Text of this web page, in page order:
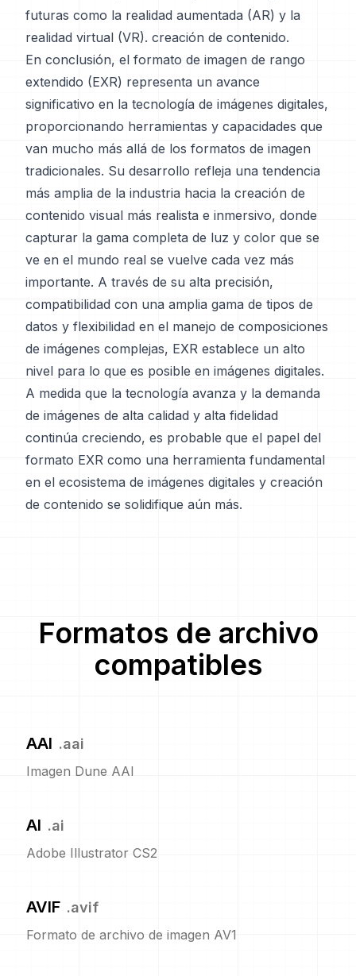
futuras como la realidad aumentada (AR) y la
realidad virtual (VR). creación de contenido.
En conclusión, el formato de imagen de rango
extendido (EXR) representa un avance
significativo en la tecnología de imágenes digitales,
proporcionando herramientas y capacidades que
van mucho más allá de los formatos de imagen
tradicionales. Su desarrollo refleja una tendencia
más amplia de la industria hacia la creación de
contenido visual más realista e inmersivo, donde
capturar la gama completa de luz y color que se
ve en el mundo real se vuelve cada vez más
importante. A través de su alta precisión,
compatibilidad con una amplia gama de tipos de
datos y flexibilidad en el manejo de composiciones
de imágenes complejas, EXR establece un alto
nivel para lo que es posible en imágenes digitales.
A medida que la tecnología avanza y la demanda
de imágenes de alta calidad y alta fidelidad
continúa creciendo, es probable que el papel del
formato EXR como una herramienta fundamental
en el ecosistema de imágenes digitales y creación
de contenido se solidifique aún más.
Formatos de archivo
compatibles
AAI .aai
Imagen Dune AAI
AI .ai
Adobe Illustrator CS2
AVIF .avif
Formato de archivo de imagen AV1